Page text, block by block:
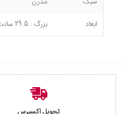
ابعاد
بزرگ : 29.5 سانت - متوسط : 25 سانت - کوچک : 21 سانت قطر دهانه تقریبی = بزرگ : 9 سانت - متوسط : 8.5 سانت - کوچک : 7.5 سانت